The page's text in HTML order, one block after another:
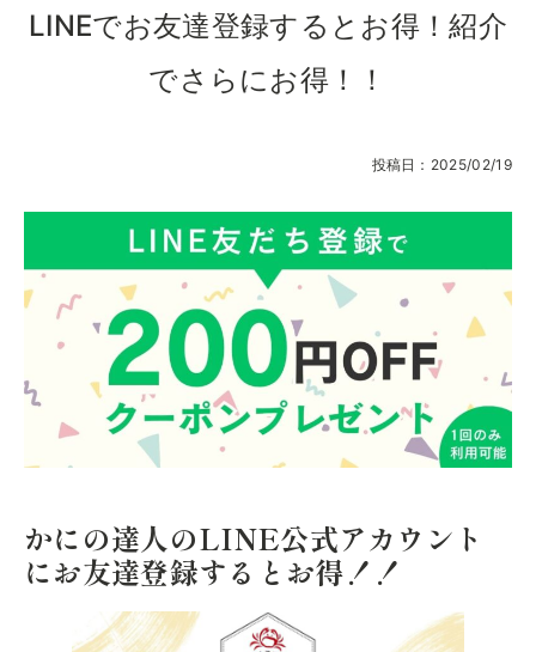
LINEでお友達登録するとお得！紹介
でさらにお得！！
投稿日：2025/02/19
かにの達人のLINE公式アカウント
にお友達登録するとお得！！